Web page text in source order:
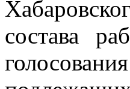
состава